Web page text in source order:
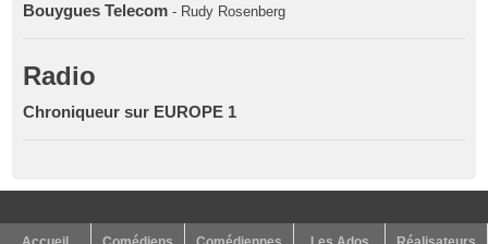
Bouygues Telecom - Rudy Rosenberg
Radio
Chroniqueur sur EUROPE 1